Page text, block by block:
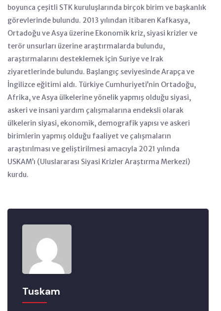
boyunca çeşitli STK kuruluşlarında birçok birim ve başkanlık
görevlerinde bulundu. 2013 yılından itibaren Kafkasya,
Ortadoğu ve Asya üzerine Ekonomik kriz, siyasi krizler ve
terör unsurları üzerine araştırmalarda bulundu,
araştırmalarını desteklemek için Suriye ve Irak
ziyaretlerinde bulundu. Başlangıç seviyesinde Arapça ve
İngilizce eğitimi aldı. Türkiye Cumhuriyeti’nin Ortadoğu,
Afrika, ve Asya ülkelerine yönelik yapmış olduğu siyasi,
askeri ve insani yardım çalışmalarına endeksli olarak
ülkelerin siyasi, ekonomik, demografik yapısı ve askeri
birimlerin yapmış olduğu faaliyet ve çalışmaların
araştırılması ve geliştirilmesi amacıyla 2021 yılında
USKAM’ı (Uluslararası Siyasi Krizler Araştırma Merkezi)
kurdu.
Tuskam